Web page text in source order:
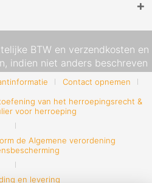
BTW en verzendkosten en
indien niet anders beschreven
Contact opnemen
van het herroepingsrecht &
voor herroeping
de Algemene verordening
en levering